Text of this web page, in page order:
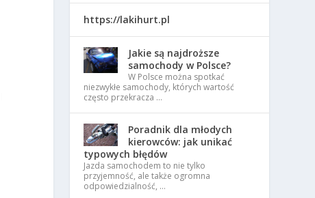
https://lakihurt.pl
Jakie są najdroższe
samochody w Polsce?
W Polsce można spotkać
niezwykłe samochody, których wartość
często przekracza …
Poradnik dla młodych
kierowców: jak unikać
typowych błędów
Jazda samochodem to nie tylko
przyjemność, ale także ogromna
odpowiedzialność, …